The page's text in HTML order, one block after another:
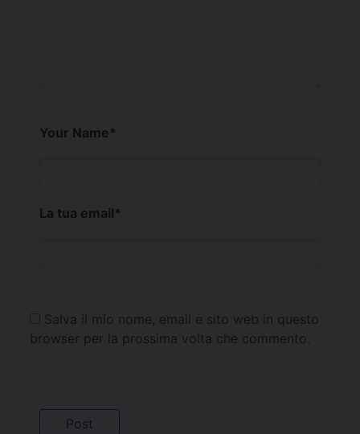
Your Name*
La tua email*
Salva il mio nome, email e sito web in questo
browser per la prossima volta che commento.